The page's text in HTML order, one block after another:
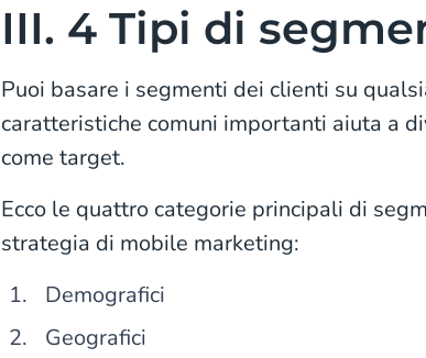
III. 4 Tipi di
Puoi basare i segmenti dei clienti su
caratteristiche comuni importanti aiuta a
come target.
Ecco le quattro categorie principali di
strategia di mobile marketing:
Demografici
Geografici